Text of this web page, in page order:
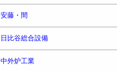
安藤・間
日比谷総合設備
中外炉工業